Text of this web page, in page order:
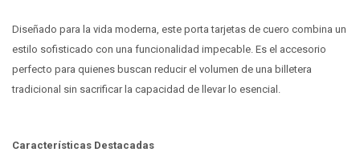
Diseñado para la vida moderna, este porta tarjetas de cuero combina un
estilo sofisticado con una funcionalidad impecable. Es el accesorio
perfecto para quienes buscan reducir el volumen de una billetera
tradicional sin sacrificar la capacidad de llevar lo esencial.
Características Destacadas